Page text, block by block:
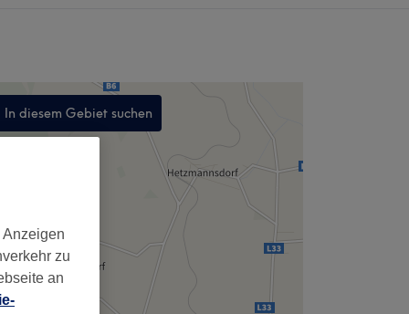
In diesem Gebiet suchen
,
zu
an